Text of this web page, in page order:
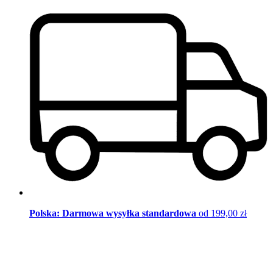
Polska: Darmowa wysyłka standardowa od 199,00 zł